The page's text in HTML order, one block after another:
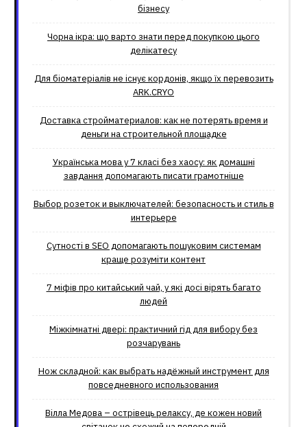
бізнесу
Чорна ікра: що варто знати перед покупкою цього
делікатесу
Для біоматеріалів не існує кордонів, якщо їх перевозить
ARK.CRYO
Доставка стройматериалов: как не потерять время и
деньги на строительной площадке
Українська мова у 7 класі без хаосу: як домашні
завдання допомагають писати грамотніше
Выбор розеток и выключателей: безопасность и стиль в
интерьере
Сутності в SEO допомагають пошуковим системам
краще розуміти контент
7 міфів про китайський чай, у які досі вірять багато
людей
Міжкімнатні двері: практичний гід для вибору без
розчарувань
Нож складной: как выбрать надёжный инструмент для
повседневного использования
Вілла Медова – острівець релаксу, де кожен новий